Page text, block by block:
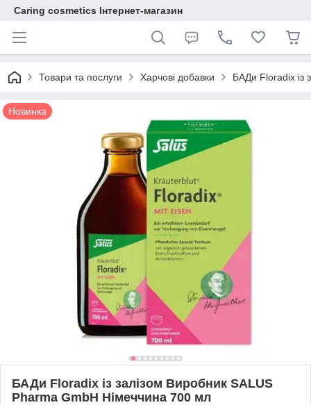
Caring cosmetics Інтернет-магазин
Товари та послуги Харчові добавки БАДи Floradix із
Новинка
БАДи Floradix із залізом Виробник SALUS
Pharma GmbH Німеччина 700 мл